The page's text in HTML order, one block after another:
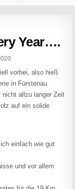
Year….
DATE:
vorbei, also hieß
in Fürstenau.
nicht allzu langer Zeit
auf ein solide
einfach wie gut
und vor allem